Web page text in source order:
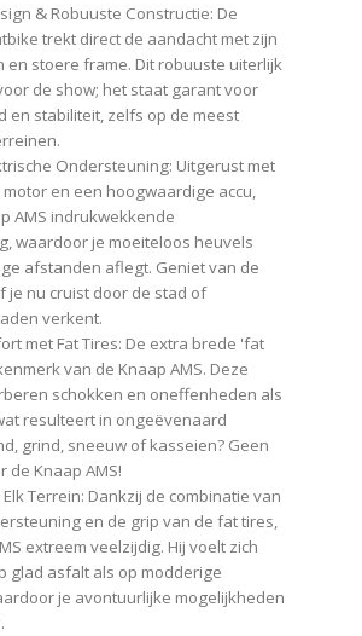
& Robuuste Constructie: De
trekt direct de aandacht met zijn
en stoere frame. Dit robuuste uiterlijk
de show; het staat garant voor
en stabiliteit, zelfs op de meest
Ondersteuning: Uitgerust met
en een hoogwaardige accu,
AMS indrukwekkende
waardoor je moeiteloos heuvels
afstanden aflegt. Geniet van de
je nu cruist door de stad of
verkent.
met Fat Tires: De extra brede 'fat
van de Knaap AMS. Deze
schokken en oneffenheden als
resulteert in ongeëvenaard
grind, sneeuw of kasseien? Geen
de Knaap AMS!
Terrein: Dankzij de combinatie van
en de grip van de fat tires,
extreem veelzijdig. Hij voelt zich
glad asfalt als op modderige
je avontuurlijke mogelijkheden